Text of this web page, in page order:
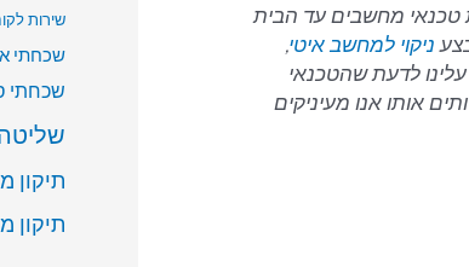
טכנאי מחשבים עד הבית
ניקוי למחשב איטי,
לדעת שהטכנאי
אותו אנו מעיניקים
שירות
שכחתי
שכחתי
תיקון
תיקון